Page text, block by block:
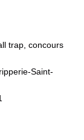
trap, concours
Saint-